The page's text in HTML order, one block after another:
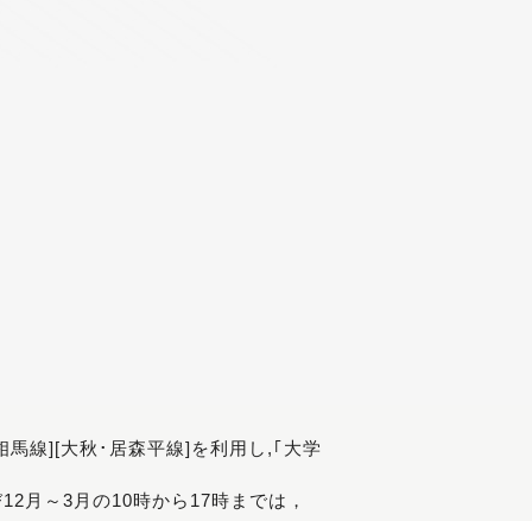
線][大秋･居森平線]を利用し,｢大学
月～3月の10時から17時までは，